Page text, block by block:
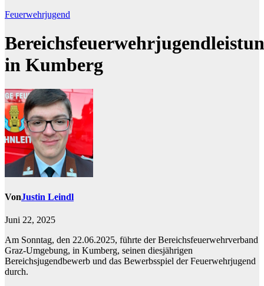
Feuerwehrjugend
in Kumberg
VonJustin Leindl
Juni 22, 2025
Am Sonntag, den 22.06.2025, führte der Bereichsfeuerwehrverband
Graz-Umgebung, in Kumberg, seinen diesjährigen
Bereichsjugendbewerb und das Bewerbsspiel der Feuerwehrjugend
durch.